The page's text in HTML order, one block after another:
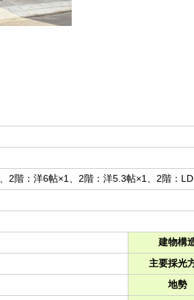
2階：洋6帖×1、2階：洋5.3帖×1、2階：
建物構
主要採光
地勢